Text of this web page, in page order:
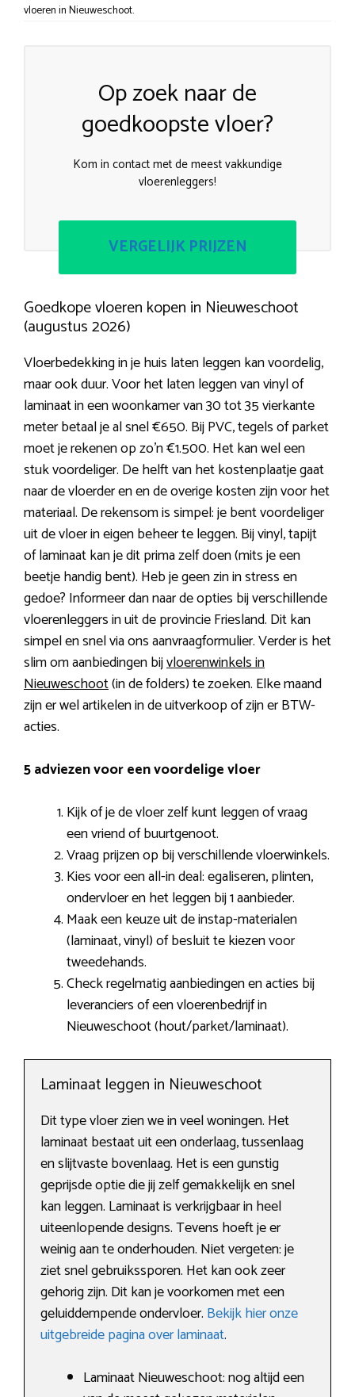
vloeren in Nieuweschoot.
Op zoek naar de
goedkoopste vloer?
Kom in contact met de meest vakkundige
vloerenleggers!
VERGELIJK PRIJZEN
Goedkope vloeren kopen in Nieuweschoot
(augustus 2026)
Vloerbedekking in je huis laten leggen kan voordelig,
maar ook duur. Voor het laten leggen van vinyl of
laminaat in een woonkamer van 30 tot 35 vierkante
meter betaal je al snel €650. Bij PVC, tegels of parket
moet je rekenen op zo’n €1.500. Het kan wel een
stuk voordeliger. De helft van het kostenplaatje gaat
naar de vloerder en en de overige kosten zijn voor het
materiaal. De rekensom is simpel: je bent voordeliger
uit de vloer in eigen beheer te leggen. Bij vinyl, tapijt
of laminaat kan je dit prima zelf doen (mits je een
beetje handig bent). Heb je geen zin in stress en
gedoe? Informeer dan naar de opties bij verschillende
vloerenleggers in uit de provincie Friesland. Dit kan
simpel en snel via ons aanvraagformulier. Verder is het
slim om aanbiedingen bijvloerenwinkels in
Nieuweschoot(in de folders) te zoeken. Elke maand
zijn er wel artikelen in de uitverkoop of zijn er BTW-
acties.
5 adviezen voor een voordelige vloer
Kijk of je de vloer zelf kunt leggen of vraag
een vriend of buurtgenoot.
Vraag prijzen op bij verschillende vloerwinkels.
Kies voor een all-in deal: egaliseren, plinten,
ondervloer en het leggen bij 1 aanbieder.
Maak een keuze uit de instap-materialen
(laminaat, vinyl) of besluit te kiezen voor
tweedehands.
Check regelmatig aanbiedingen en acties bij
leveranciers of een vloerenbedrijf in
Nieuweschoot (hout/parket/laminaat).
Laminaat leggen in Nieuweschoot
Dit type vloer zien we in veel woningen. Het
laminaat bestaat uit een onderlaag, tussenlaag
en slijtvaste bovenlaag. Het is een gunstig
geprijsde optie die jij zelf gemakkelijk en snel
kan leggen. Laminaat is verkrijgbaar in heel
uiteenlopende designs. Tevens hoeft je er
weinig aan te onderhouden. Niet vergeten: je
ziet snel gebruikssporen. Het kan ook zeer
gehorig zijn. Dit kan je voorkomen met een
geluiddempende ondervloer. Bekijk hier onze
uitgebreide pagina over laminaat.
Laminaat Nieuweschoot: nog altijd een